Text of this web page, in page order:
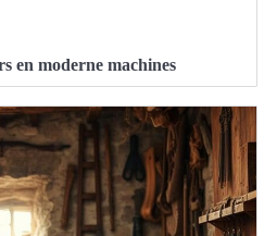
en moderne machines